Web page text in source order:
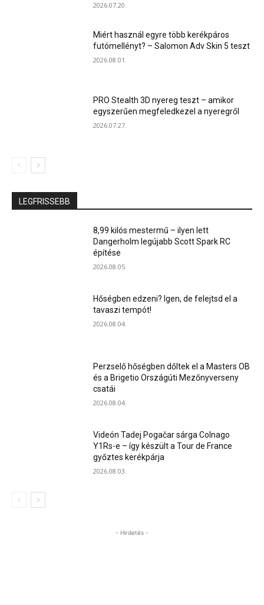
2026.07.20.
Miért használ egyre több kerékpáros
futómellényt? – Salomon Adv Skin 5 teszt
2026.08.01.
PRO Stealth 3D nyereg teszt – amikor
egyszerűen megfeledkezel a nyeregről
2026.07.27.
LEGFRISSEBB
8,99 kilós mestermű – ilyen lett
Dangerholm legújabb Scott Spark RC
építése
2026.08.05.
Hőségben edzeni? Igen, de felejtsd el a
tavaszi tempót!
2026.08.04.
Perzselő hőségben dőltek el a Masters OB
és a Brigetio Országúti Mezőnyverseny
csatái
2026.08.04.
Videón Tadej Pogačar sárga Colnago
Y1Rs-e – így készült a Tour de France
győztes kerékpárja
2026.08.03.
- Hirdetés -